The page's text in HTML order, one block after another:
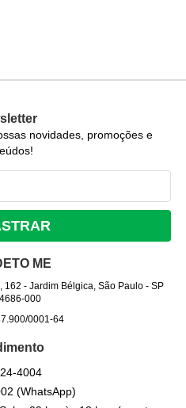
novidades, promoções e
ME
162 - Jardim Bélgica, São Paulo- SP
000
0001-64
4004
(WhatsApp)